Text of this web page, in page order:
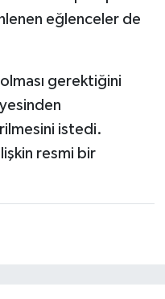
eğlenceler de
gerektiğini
istedi.
resmi bir